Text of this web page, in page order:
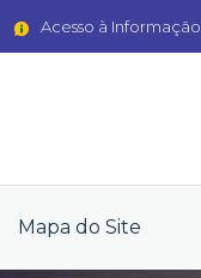
Acesso à Informação
Mapa do Site